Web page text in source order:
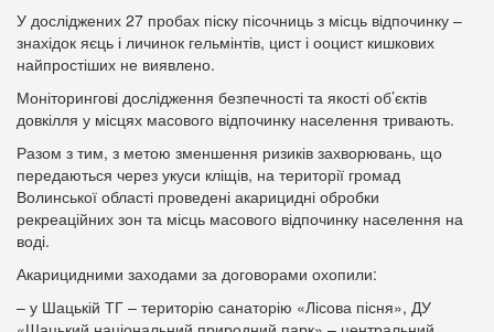
У досліджених 27 пробах піску пісочниць з місць відпочинку –
знахідок яєць і личинок гельмінтів, цист і ооцист кишкових
найпростіших не виявлено.
Моніторингові дослідження безпечності та якості об’єктів
довкілля у місцях масового відпочинку населення тривають.
Разом з тим, з метою зменшення ризиків захворювань, що
передаються через укуси кліщів, на території громад
Волинської області проведені акарицидні обробки
рекреаційних зон та місць масового відпочинку населення на
воді.
Акарицидними заходами за договорами охопили:
– у Шацькій ТГ – територію санаторію «Лісова пісня», ДУ